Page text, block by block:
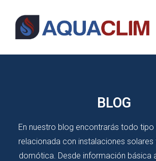
BLOG
En nuestro blog encontrarás todo
relacionada con instalaciones
domótica. Desde información básica